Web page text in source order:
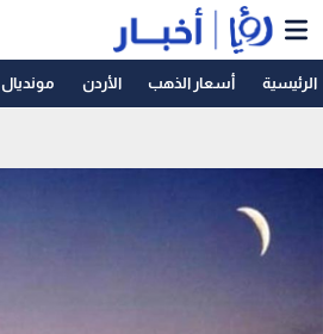
الرئيسية أسعار الذهب الأردن مونديال 2026